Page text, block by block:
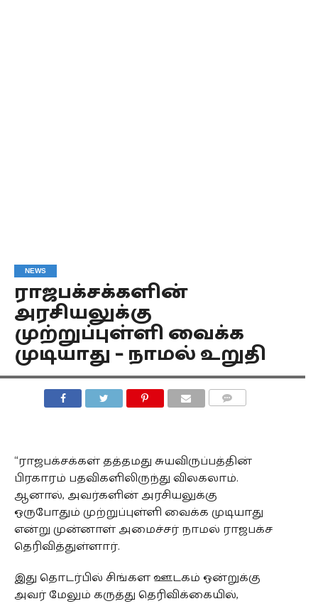
NEWS
ராஜபக்சக்களின்
அரசியலுக்கு
முற்றுப்புள்ளி வைக்க
முடியாது – நாமல் உறுதி
“ராஜபக்சக்கள் தத்தமது சுயவிருப்பத்தின்
பிரகாரம் பதவிகளிலிருந்து விலகலாம்.
ஆனால், அவர்களின் அரசியலுக்கு
ஒருபோதும் முற்றுப்புள்ளி வைக்க முடியாது
என்று முன்னாள் அமைச்சர் நாமல் ராஜபக்ச
தெரிவித்துள்ளார்.
இது தொடர்பில் சிங்கள ஊடகம் ஒன்றுக்கு
அவர் மேலும் கருத்து தெரிவிக்கையில்,